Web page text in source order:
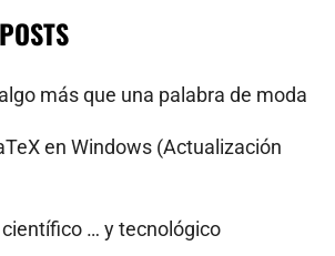
más que una palabra de moda
en Windows (Actualización
científico … y tecnológico